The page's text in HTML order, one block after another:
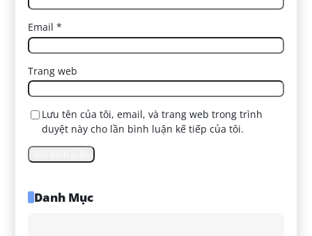
Email*
Trang web
Lưu tên của tôi, email, và trang web trong trình
duyệt này cho lần bình luận kế tiếp của tôi.
Danh Mục